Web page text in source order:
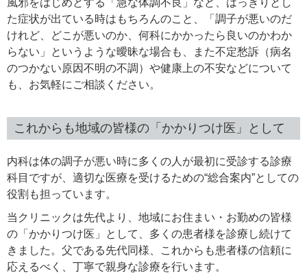
た症状が出ている時はもちろんのこと、「調子が悪いのだ
けれど、どこが悪いのか、何科にかかったら良いのかわか
らない」というような曖昧な場合も、また不定愁訴（病名
のつかない原因不明の不調）や健康上の不安などについて
も、お気軽にご相談ください。
これからも地域の皆様の「かかりつけ医」として
内科は体の調子が悪い時に多くの人が最初に受診する診療
科目ですが、適切な医療を受けるための“総合案内”としての
役割も担っています。
当クリニックは先代より、地域にお住まい・お勤めの皆様
の「かかりつけ医」として、多くの患者様を診療し続けて
きました。父である先代同様、これからも患者様の信頼に
応えるべく、丁寧で親身な診療を行います。